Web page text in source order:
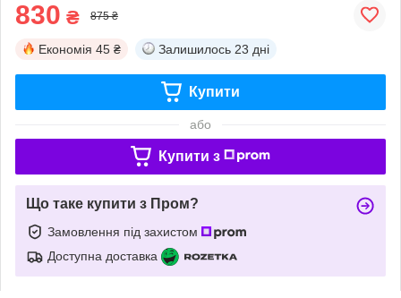
830 ₴ 875 ₴
Економія 45 ₴ Залишилось 23 дні
Купити
або
Купити з
Що таке купити з Пром?
Замовлення під захистом
Доступна доставка